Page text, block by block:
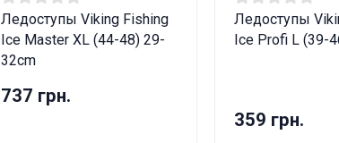
Ледоступы Viking Fishing
Ice Master XL (44-48) 29-
32cm
737 грн.
Ледоступы
Ice Profi L (39-
359 грн.
Данные товары продаются
Вам
ДА